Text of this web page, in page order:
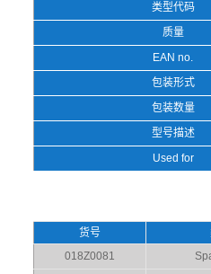
类型代码
质量
EAN no.
包装形式
包装数量
型号描述
Used for
货号
018Z0081